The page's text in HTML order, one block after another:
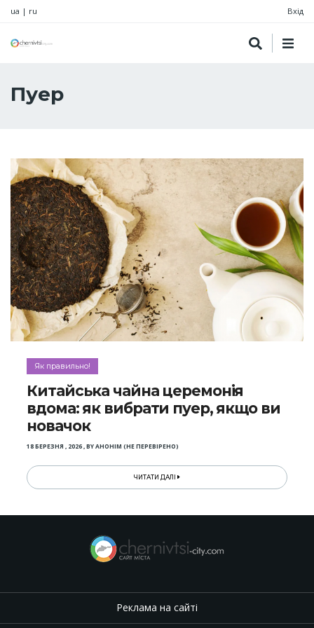
ua | ru Вхід
Пуер
Як правильно!
Китайська чайна церемонія
вдома: як вибрати пуер, якщо ви
новачок
18 БЕРЕЗНЯ , 2026,BYАНОНІМ (НЕ ПЕРЕВІРЕНО)
ЧИТАТИ ДАЛІ
Реклама на сайті